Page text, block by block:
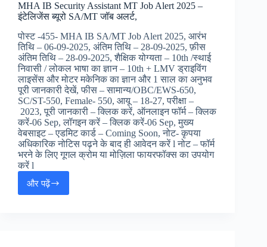
:
राजस्थान
PSC
असिस्टेंट
प्रोफेसर
जॉब
अलर्ट,
MHA IB Security Assistant MT Job Alert 2025 –
इंटेलिजेंस ब्यूरो SA/MT जॉब अलर्ट,
पोस्ट -455- MHA IB SA/MT Job Alert 2025, आरंभ
तिथि – 06-09-2025, अंतिम तिथि – 28-09-2025, फ़ीस
अंतिम तिथि – 28-09-2025, शैक्षिक योग्यता – 10th /स्थाई
निवासी / लोकल भाषा का ज्ञान – 10th + LMV ड्राइविंग
लाइसेंस और मोटर मकेनिक का ज्ञान और 1 साल का अनुभव
पूरी जानकारी देखें, फीस – सामान्य/OBC/EWS-650,
SC/ST-550, Female- 550, आयू – 18-27, परीक्षा –
2023, पूरी जानकारी – क्लिक करें, ऑनलाइन फॉर्म – क्लिक
करें-06 Sep, लॉगइन करें – क्लिक करें-06 Sep, मुख्य
वेबसाइट – एडमिट कार्ड – Coming Soon, नोट- कृपया
अधिकारिक नोटिस पढ़ने के बाद ही आवेदन करें l नोट – फॉर्म
भरने के लिए गूगल क्रोम या मोज़िला फायरफॉक्स का उपयोग
करें l
और पढ़ेंMHA